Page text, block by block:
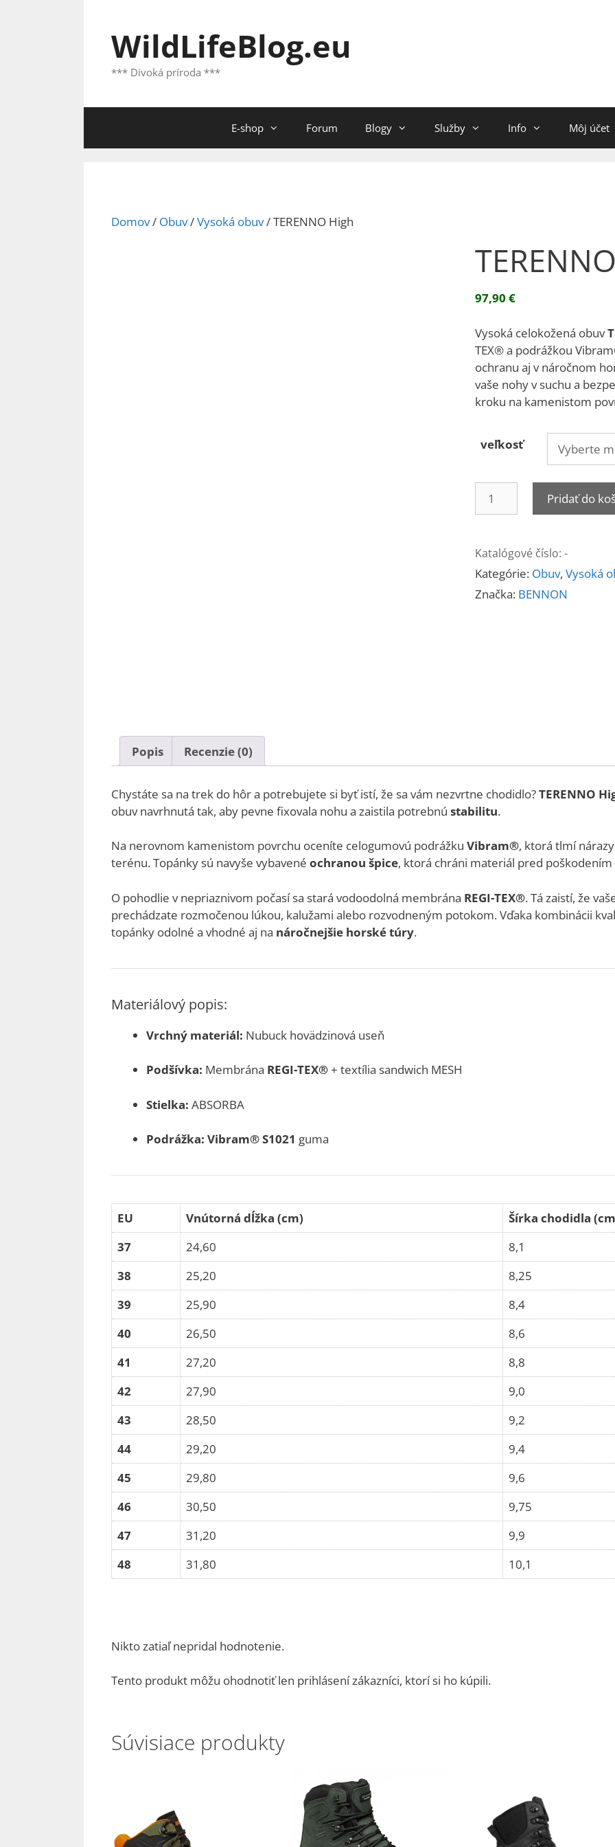
WildLifeBlog.eu
*** Divoká príroda ***
E-shop Forum Blogy Služby Info Môj účet
Domov/ Obuv/Vysoká obuv/ TERENNO High
97,90€
Vysoká celokožená obuv
TEX® a podrážkou
ochranu aj v náročnom
vaše nohy v suchu a
kroku na kamenistom
veľkosť
TERENNO
Pridať do
Katalógové číslo:-
Kategórie: Obuv,Vysoká
Značka: BENNON
Popis Recenzie (0)
Chystáte sa na trek do hôr a potrebujete si byť istí, že sa vám nezvrtne chodidlo?TERENNO
obuv navrhnutá tak, aby pevne fixovala nohu a zaistila potrebnú stabilitu.
Na nerovnom kamenistom povrchu oceníte celogumovú podrážku Vibram®, ktorá tlmí
terénu. Topánky sú navyše vybavené ochranou špice, ktorá chráni materiál pred
O pohodlie v nepriaznivom počasí sa stará vodoodolná membrána REGI-TEX®. Tá zaistí, že
prechádzate rozmočenou lúkou, kalužami alebo rozvodneným potokom. Vďaka kombinácii
topánky odolné a vhodné aj na náročnejšie horské túry.
Materiálový popis:
Vrchný materiál: Nubuck hovädzinová useň
Podšívka: Membrána REGI-TEX®+ textília sandwich MESH
Stielka: ABSORBA
Podrážka: Vibram® S1021 guma
EU Vnútorná dĺžka (cm)
Šírka chodidla
37
24,60
8,1
38
25,20
8,25
39
25,90
8,4
40
26,50
8,6
41
27,20
8,8
42
27,90
9,0
43
28,50
9,2
44
29,20
9,4
45
29,80
9,6
46
30,50
9,75
47
31,20
9,9
48
31,80 10,1
Nikto zatiaľ nepridal hodnotenie.
Tento produkt môžu ohodnotiť len prihlásení zákazníci, ktorí si ho kúpili.
Súvisiace produkty